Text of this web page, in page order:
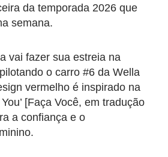
da temporada 2026 que
semana.
vai fazer sua estreia na
o carro #6 da Wella
vermelho é inspirado na
[Faça Você, em tradução
a confiança e o